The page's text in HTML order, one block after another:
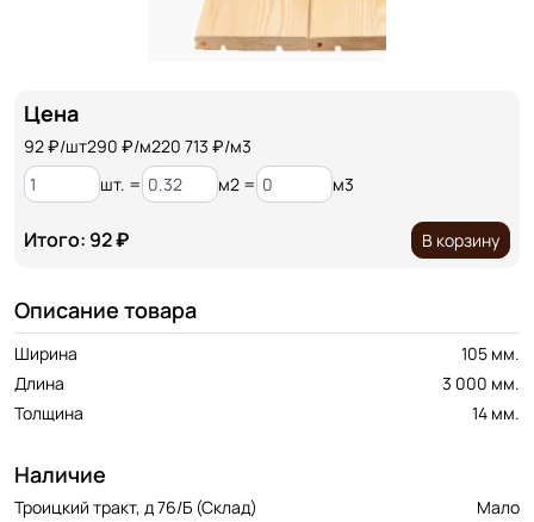
Цена
92₽/шт290 ₽/м220 713 ₽/м3
шт. =
м2 = м3
Итого: 92 ₽ В корзину
Описание товара
Ширина
105 мм.
Длина
3 000 мм.
Толщина
14 мм.
Наличие
Троицкий тракт, д 76/Б (Склад) Мало